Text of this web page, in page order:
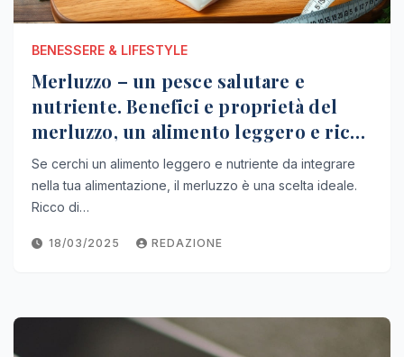
BENESSERE & LIFESTYLE
Merluzzo – un pesce salutare e
nutriente. Benefici e proprietà del
merluzzo, un alimento leggero e ricco
di proteine, perfetto per una dieta
equilibrata
Se cerchi un alimento leggero e nutriente da integrare
nella tua alimentazione, il merluzzo è una scelta ideale.
Ricco di…
18/03/2025 REDAZIONE